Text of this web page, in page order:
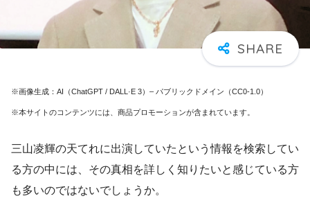
※画像生成：AI（ChatGPT / DALL·E 3）– パブリックドメイン（CC0-1.0）
※本サイトのコンテンツには、商品プロモーションが含まれています。
三山凌輝の天てれに出演していたという情報を検索してい
る方の中には、その真相を詳しく知りたいと感じている方
も多いのではないでしょうか。